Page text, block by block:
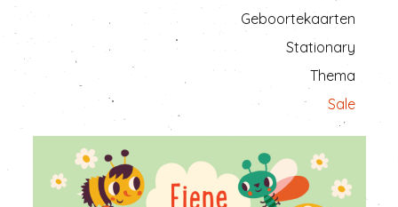
Geboortekaarten
Stationary
Thema
Sale